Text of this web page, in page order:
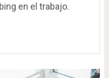
en el trabajo.